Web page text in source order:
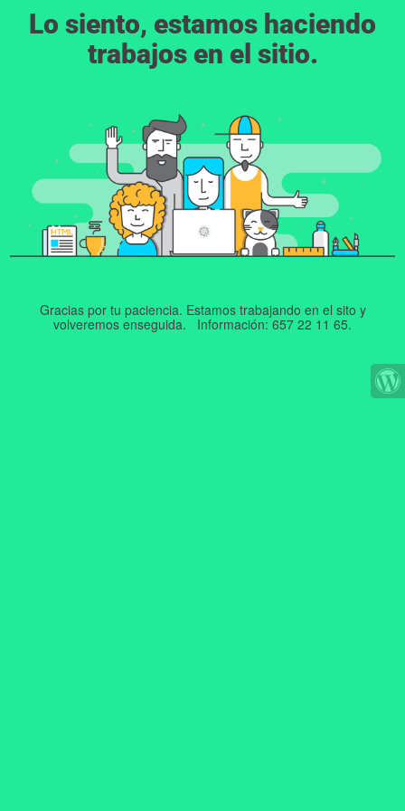
Lo siento, estamos haciendo
trabajos en el sitio.
Gracias por tu paciencia. Estamos trabajando en el sito y
volveremos enseguida. Información: 657 22 11 65.